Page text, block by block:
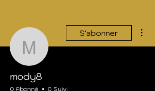
mody8
S'abonner
mody8
0 Abonné 0 Suivi